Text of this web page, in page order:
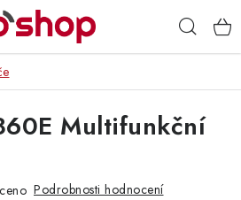
Multifunkční
Podrobnosti hodnocení